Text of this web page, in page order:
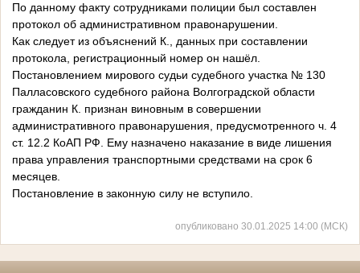
По данному факту сотрудниками полиции был составлен
протокол об административном правонарушении.
Как следует из объяснений К., данных при составлении
протокола, регистрационный номер он нашёл.
Постановлением мирового судьи судебного участка № 130
Палласовского судебного района Волгоградской области
гражданин К. признан виновным в совершении
административного правонарушения, предусмотренного ч. 4
ст. 12.2 КоАП РФ. Ему назначено наказание в виде лишения
права управления транспортными средствами на срок 6
месяцев.
Постановление в законную силу не вступило.
опубликовано 30.01.2025 14:00 (МСК)